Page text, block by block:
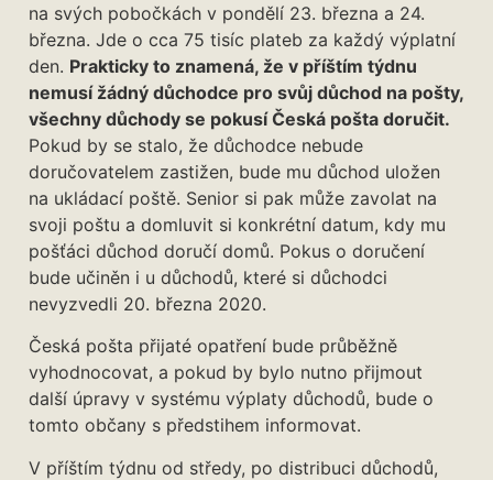
na svých pobočkách v pondělí 23. března a 24.
března. Jde o cca 75 tisíc plateb za každý výplatní
den. Prakticky to znamená, že v příštím týdnu
nemusí žádný důchodce pro svůj důchod na pošty,
všechny důchody se pokusí Česká pošta doručit.
Pokud by se stalo, že důchodce nebude
doručovatelem zastižen, bude mu důchod uložen
na ukládací poště. Senior si pak může zavolat na
svoji poštu a domluvit si konkrétní datum, kdy mu
pošťáci důchod doručí domů. Pokus o doručení
bude učiněn i u důchodů, které si důchodci
nevyzvedli 20. března 2020.
Česká pošta přijaté opatření bude průběžně
vyhodnocovat, a pokud by bylo nutno přijmout
další úpravy v systému výplaty důchodů, bude o
tomto občany s předstihem informovat.
V příštím týdnu od středy, po distribuci důchodů,